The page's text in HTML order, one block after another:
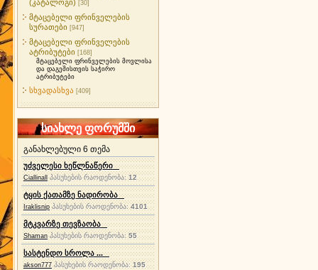
(კატალოგი) [30]
მტაცებელი ფრინველების
სურათები [947]
მტაცებელი ფრინველების
ატრიბუტები [168]
მტაცებელი ფრინველების მოვლისა
და დაგეშისთვის საჭირო
ატრიბუტები
სხვადასხვა [409]
სიახლე ფორუმში
განახლებული 6 თემა
უძველესი ხეწლნაწერი
Ciallinall პასუხების რაოდენობა:12
ტყის ქათამზე ნადირობა
Iraklisnip პასუხების რაოდენობა: 4101
მტკვარზე თევზაობა
Shaman პასუხების რაოდენობა:55
სასტენდო სროლა ...
akson777 პასუხების რაოდენობა:195